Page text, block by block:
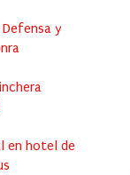
y
en hotel de